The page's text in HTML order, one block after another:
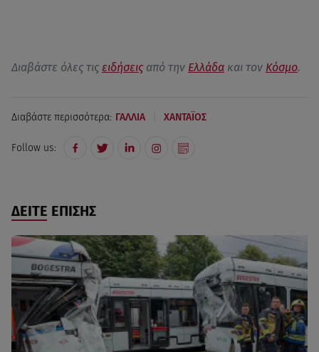
Διαβάστε όλες τις ειδήσεις από την Ελλάδα και τον Κόσμο.
Διαβάστε περισσότερα: ΓΑΛΛΙΑ ΧΑΝΤΑΪΟΣ
Follow us:
ΔΕΙΤΕ ΕΠΙΣΗΣ